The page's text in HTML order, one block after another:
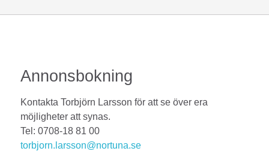
Annonsbokning
Kontakta Torbjörn Larsson för att se över era
möjligheter att synas.
Tel: 0708-18 81 00
torbjorn.larsson@nortuna.se